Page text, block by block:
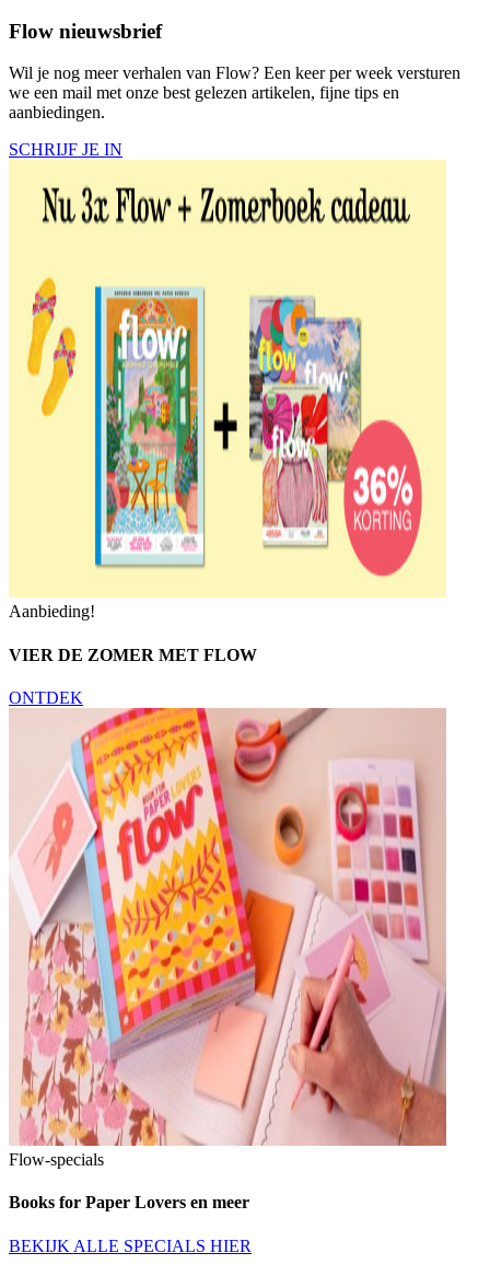
Flow nieuwsbrief
Wil je nog meer verhalen van Flow? Een keer per week versturen
we een mail met onze best gelezen artikelen, fijne tips en
aanbiedingen.
SCHRIJF JE IN
Aanbieding!
VIER DE ZOMER MET FLOW
ONTDEK
Flow-specials
Books for Paper Lovers en meer
BEKIJK ALLE SPECIALS HIER